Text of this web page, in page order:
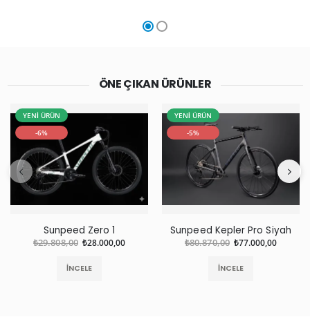
ÖNE ÇIKAN ÜRÜNLER
YENİ ÜRÜN
-6%
Sunpeed Zero 1
₺29.808,00 ₺28.000,00
İNCELE
YENİ ÜRÜN
-5%
Sunpeed Kepler Pro Siyah
₺80.870,00 ₺77.000,00
İNCELE